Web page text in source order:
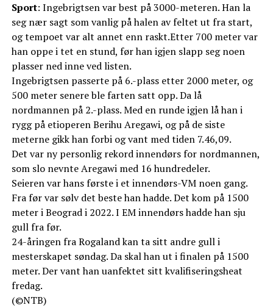
Sport: Ingebrigtsen var best på 3000-meteren. Han la
seg nær sagt som vanlig på halen av feltet ut fra start,
og tempoet var alt annet enn raskt.Etter 700 meter var
han oppe i tet en stund, før han igjen slapp seg noen
plasser ned inne ved listen.
Ingebrigtsen passerte på 6.-plass etter 2000 meter, og
500 meter senere ble farten satt opp. Da lå
nordmannen på 2.-plass. Med en runde igjen lå han i
rygg på etioperen Berihu Aregawi, og på de siste
meterne gikk han forbi og vant med tiden 7.46,09.
Det var ny personlig rekord innendørs for nordmannen,
som slo nevnte Aregawi med 16 hundredeler.
Seieren var hans første i et innendørs-VM noen gang.
Fra før var sølv det beste han hadde. Det kom på 1500
meter i Beograd i 2022. I EM innendørs hadde han sju
gull fra før.
24-åringen fra Rogaland kan ta sitt andre gull i
mesterskapet søndag. Da skal han ut i finalen på 1500
meter. Der vant han uanfektet sitt kvalifiseringsheat
fredag.
(©NTB)